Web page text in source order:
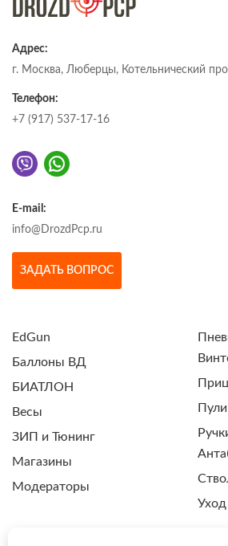
Адрес:
г. Москва, Люберцы, Котельнический
Телефон:
+7 (917) 537-17-16
E-mail:
info@DrozdPcp.ru
ЗАДАТЬ ВОПРОС
EdGun
Баллоны ВД
БИАТЛОН
Весы
ЗИП и Тюнинг
Магазины
Модераторы